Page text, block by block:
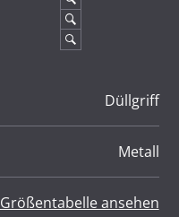
Düllgriff
Metall
Größentabelle ansehen